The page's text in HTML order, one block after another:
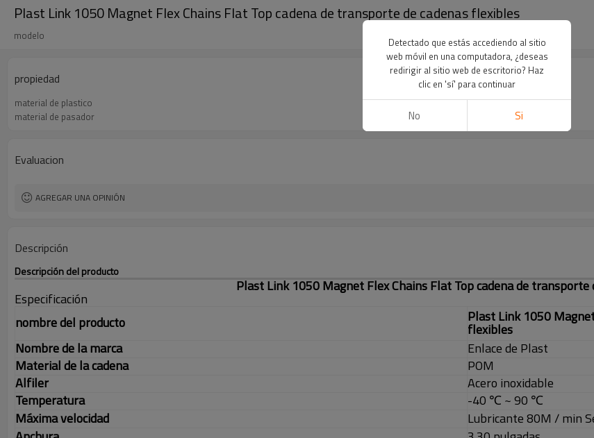
Plast Link 1050 Magnet Flex Chains Flat Top cadena de transporte de cadenas flexibles
modelo
propiedad
material de plastico
material de pasador
Evaluacion
AGREGAR UNA OPINIÓN
Descripción
Descripción del producto
Plast Link 1050 Magnet Flex Chains Flat Top cadena de transporte
Especificación
nombre del producto
Plast Link 1050
flexibles
Nombre de la marca
Enlace de Plast
Material de la cadena
POM
Alfiler
Acero inoxidable
Temperatura
-40 ℃ ~ 90 ℃
Máxima velocidad
Lubricante 80M / min
Detectado que estás accediendo al sitio
web móvil en una computadora, ¿deseas
redirigir al sitio web de escritorio? Haz
clic en 'sí' para continuar
No Si